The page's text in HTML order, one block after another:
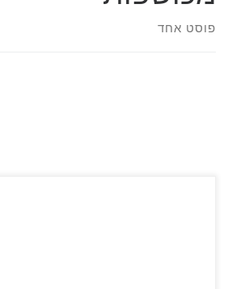
פוסט אחד